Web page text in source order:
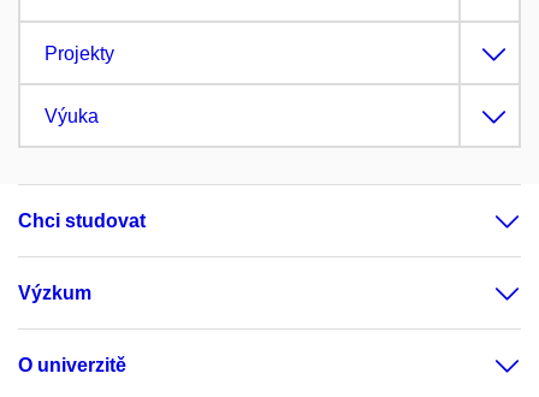
Projekty
Výuka
Chci studovat
Výzkum
O univerzitě